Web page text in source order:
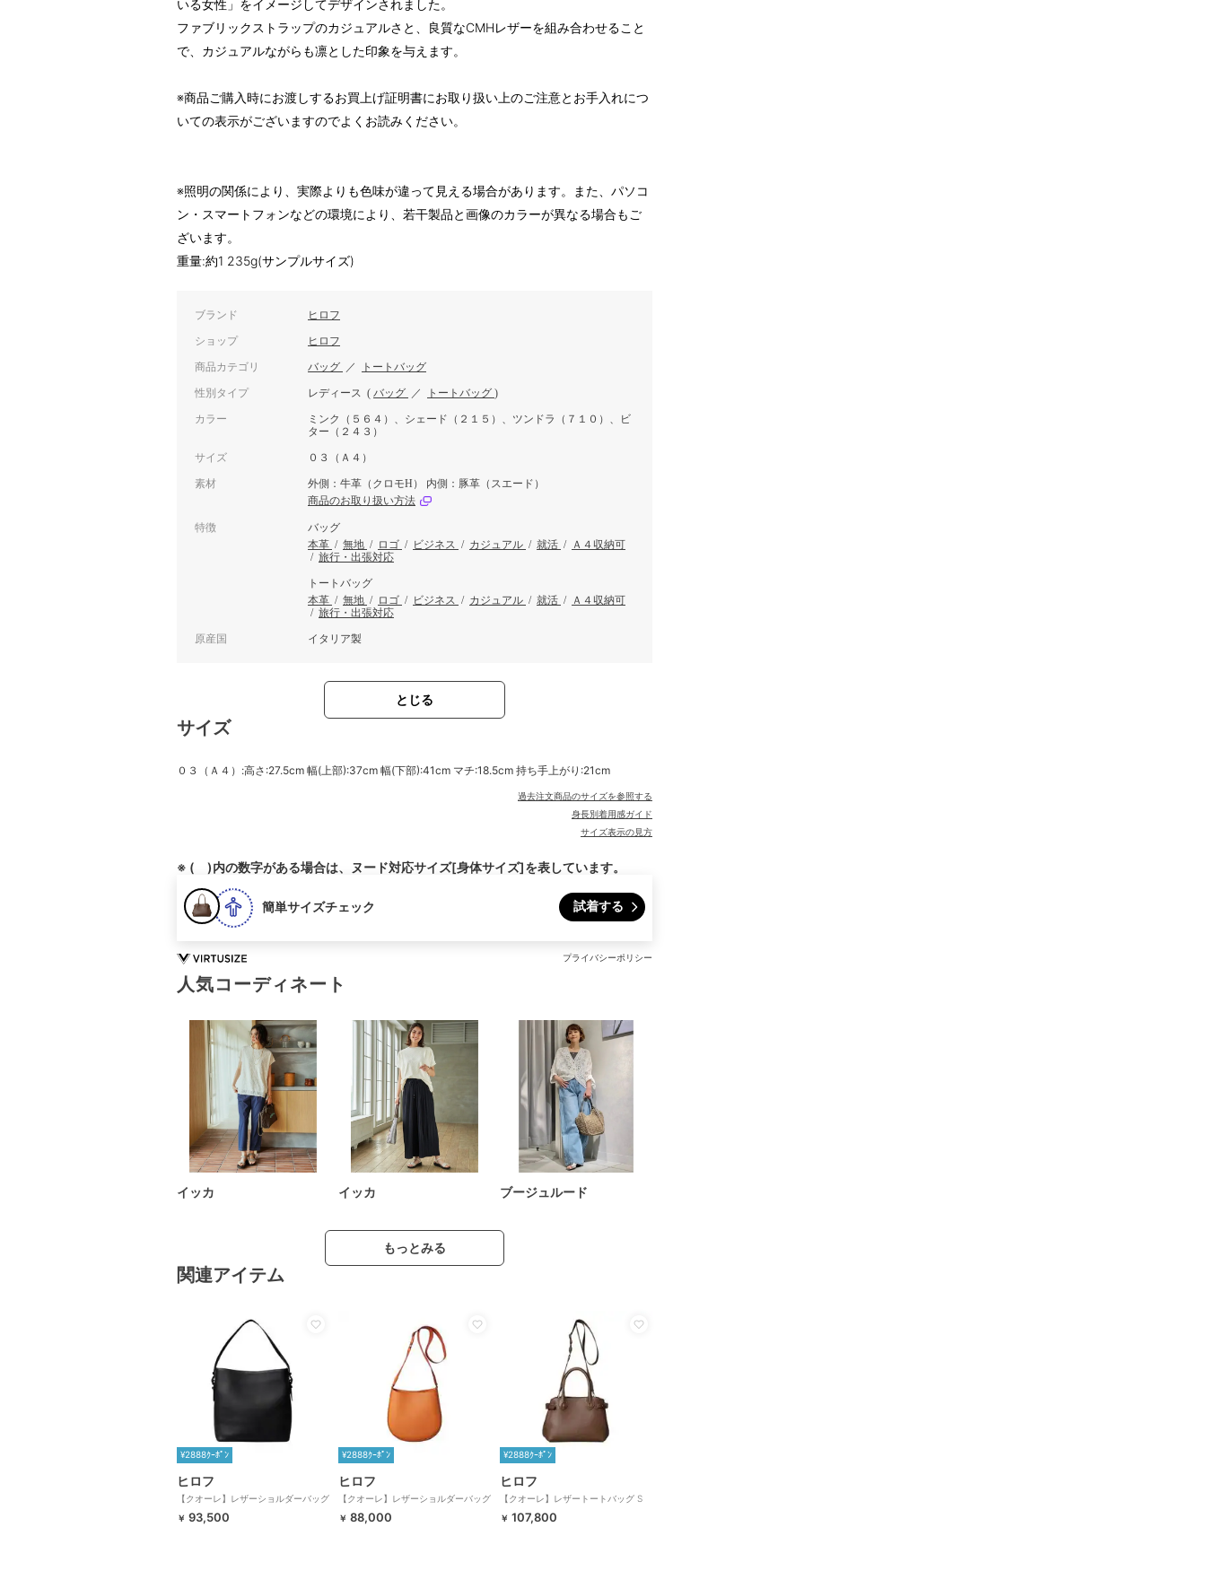
いる女性」をイメージしてデザインされました。
ファブリックストラップのカジュアルさと、良質なCMHレザーを組み合わせること
で、カジュアルながらも凛とした印象を与えます。
※商品ご購入時にお渡しするお買上げ証明書にお取り扱い上のご注意とお手入れにつ
いての表示がございますのでよくお読みください。
※照明の関係により、実際よりも色味が違って見える場合があります。また、パソコ
ン・スマートフォンなどの環境により、若干製品と画像のカラーが異なる場合もご
ざいます。
重量:約1 235g(サンプルサイズ)
ブランド ヒロフ
ショップ ヒロフ
商品カテゴリ バッグ ／ トートバッグ
性別タイプ レディース ( バッグ ／ トートバッグ )
カラー
ミンク（５６４）、シェード（２１５）、ツンドラ（７１０）、ビ
ター（２４３）
サイズ ０３（Ａ４）
素材
外側：牛革（クロモH） 内側：豚革（スエード）
商品のお取り扱い方法
特徴
バッグ
本革 / 無地 / ロゴ / ビジネス / カジュアル / 就活 / Ａ４収納可
/ 旅行・出張対応
トートバッグ
本革 / 無地 / ロゴ / ビジネス / カジュアル / 就活 / Ａ４収納可
/ 旅行・出張対応
原産国 イタリア製
とじる
サイズ
０３（Ａ４）:高さ:27.5cm 幅(上部):37cm 幅(下部):41cm マチ:18.5cm 持ち手上がり:21cm
過去注文商品のサイズを参照する
身長別着用感ガイド
サイズ表示の見方
※ ( )内の数字がある場合は、ヌード対応サイズ[身体サイズ]を表しています。
簡単サイズチェック 試着する
プライバシーポリシー
人気コーディネート
イッカ イッカ ブージュルード
もっとみる
関連アイテム
¥2888ｸｰﾎﾟﾝ
ヒロフ
【クオーレ】レザーショルダーバッグ
M 本革（商品番号：P25-35441）
￥ 93,500
¥2888ｸｰﾎﾟﾝ
ヒロフ
【クオーレ】レザーショルダーバッグ
S 2WAY 本革（商品番号：P25-
35440）
￥ 88,000
¥2888ｸｰﾎﾟﾝ
ヒロフ
【クオーレ】レザートートバッグ S
2WAY 本革（商品番号：P25-
35442）
￥ 107,800